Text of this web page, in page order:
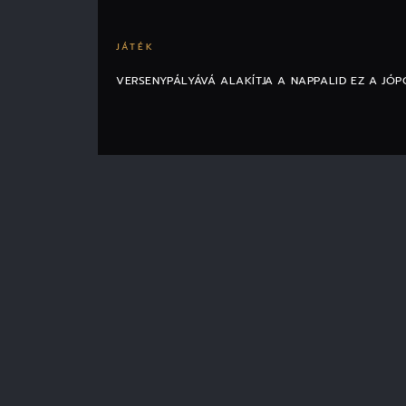
JÁTÉK
VERSENYPÁLYÁVÁ ALAKÍTJA A NAPPALID EZ A